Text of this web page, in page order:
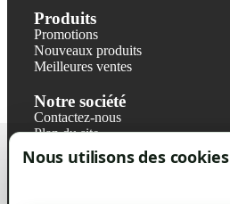
Nous utilisons des cookies
Produits
Promotions
Nouveaux produits
Meilleures ventes
Notre société
Contactez-nous
Plan du site
Magasin
Mentions légales